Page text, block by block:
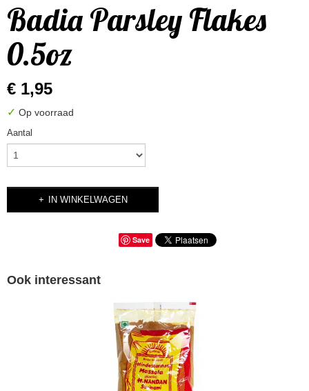
Badia Parsley Flakes
0.5oz
€ 1,95
✓ Op voorraad
Aantal
IN WINKELWAGEN
Save
Ook interessant